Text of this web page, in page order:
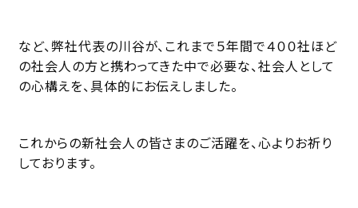
など、弊社代表の川谷が、これまで５年間で４００社ほど
の社会人の方と携わってきた中で必要な、社会人として
の心構えを、具体的にお伝えしました。
これからの新社会人の皆さまのご活躍を、心よりお祈り
しております。